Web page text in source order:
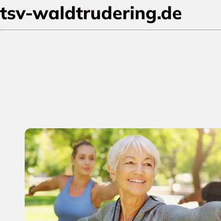
tsv-waldtrudering.de